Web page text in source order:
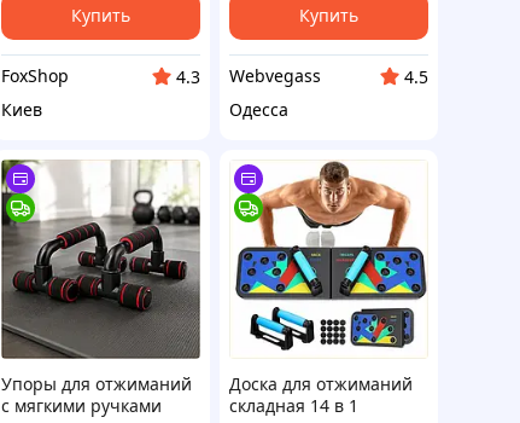
Купить
FoxShop
4.3
Киев
Купить
Webvegass
4.5
Одесса
Упоры для отжиманий
с мягкими ручками
Доска для отжиманий
складная 14 в 1